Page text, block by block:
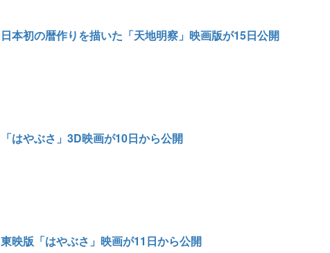
日本初の暦作りを描いた「天地明察」映画版が15日公開
「はやぶさ」3D映画が10日から公開
東映版「はやぶさ」映画が11日から公開